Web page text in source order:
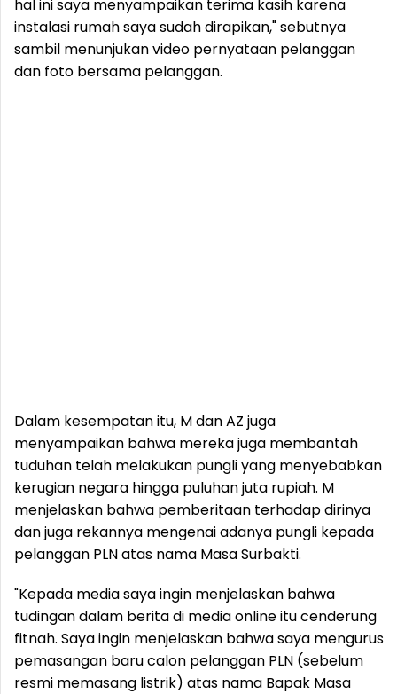
hal ini saya menyampaikan terima kasih karena
instalasi rumah saya sudah dirapikan," sebutnya
sambil menunjukan video pernyataan pelanggan
dan foto bersama pelanggan.
Dalam kesempatan itu, M dan AZ juga
menyampaikan bahwa mereka juga membantah
tuduhan telah melakukan pungli yang menyebabkan
kerugian negara hingga puluhan juta rupiah. M
menjelaskan bahwa pemberitaan terhadap dirinya
dan juga rekannya mengenai adanya pungli kepada
pelanggan PLN atas nama Masa Surbakti.
"Kepada media saya ingin menjelaskan bahwa
tudingan dalam berita di media online itu cenderung
fitnah. Saya ingin menjelaskan bahwa saya mengurus
pemasangan baru calon pelanggan PLN (sebelum
resmi memasang listrik) atas nama Bapak Masa